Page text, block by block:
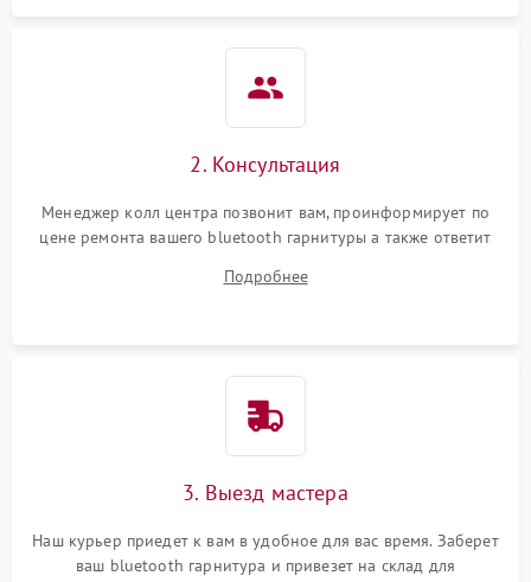
2. Консультация
Менеджер колл центра позвонит вам, проинформирует по
цене ремонта вашего bluetooth гарнитуры а также ответит
Подробнее
3. Выезд мастера
Наш курьер приедет к вам в удобное для вас время. Заберет
ваш bluetooth гарнитура и привезет на склад для